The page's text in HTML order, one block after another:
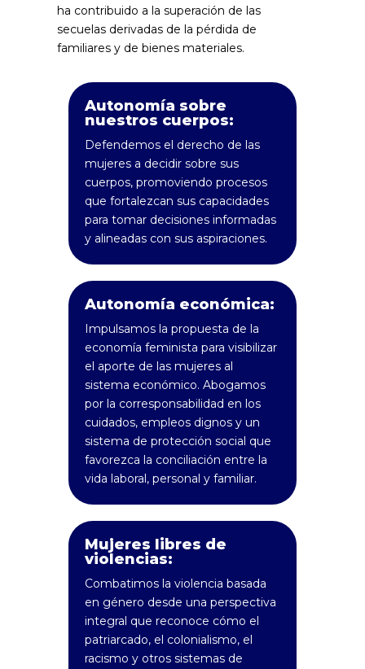
ha contribuido a la superación de las
secuelas derivadas de la pérdida de
familiares y de bienes materiales.
Autonomía sobre
nuestros cuerpos:
Defendemos el derecho de las
mujeres a decidir sobre sus
cuerpos, promoviendo procesos
que fortalezcan sus capacidades
para tomar decisiones informadas
y alineadas con sus aspiraciones.
Autonomía económica:
Impulsamos la propuesta de la
economía feminista para visibilizar
el aporte de las mujeres al
sistema económico. Abogamos
por la corresponsabilidad en los
cuidados, empleos dignos y un
sistema de protección social que
favorezca la conciliación entre la
vida laboral, personal y familiar.
Mujeres libres de
violencias:
Combatimos la violencia basada
en género desde una perspectiva
integral que reconoce cómo el
patriarcado, el colonialismo, el
racismo y otros sistemas de